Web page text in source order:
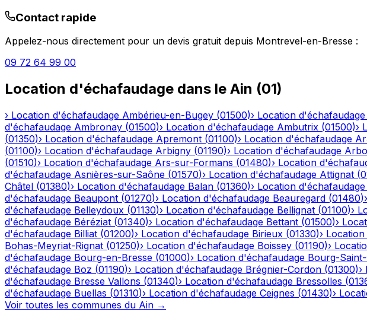
Contact rapide
Appelez-nous directement pour un devis gratuit depuis Montrevel-en-Bresse :
09 72 64 99 00
Location d'échafaudage dans le Ain (01)
› Location d'échafaudage Ambérieu-en-Bugey (01500)› Location d'échafaudage
d'échafaudage Ambronay (01500)› Location d'échafaudage Ambutrix (01500)›
(01350)› Location d'échafaudage Apremont (01100)› Location d'échafaudage
(01100)› Location d'échafaudage Arbigny (01190)› Location d'échafaudage
(01510)› Location d'échafaudage Ars-sur-Formans (01480)› Location
d'échafaudage Asnières-sur-Saône (01570)› Location d'échafaudage Attignat (
Châtel (01380)› Location d'échafaudage Balan (01360)› Location d'échafaudage
d'échafaudage Beaupont (01270)› Location d'échafaudage Beauregard (01480)›
d'échafaudage Belleydoux (01130)› Location d'échafaudage Bellignat (01100)›
d'échafaudage Béréziat (01340)› Location d'échafaudage Bettant (01500)›
d'échafaudage Billiat (01200)› Location d'échafaudage Birieux (01330)›
Bohas-Meyriat-Rignat (01250)› Location d'échafaudage Boissey (01190)›
d'échafaudage Bourg-en-Bresse (01000)› Location d'échafaudage Bourg-
d'échafaudage Boz (01190)› Location d'échafaudage Brégnier-Cordon (01300)›
d'échafaudage Bresse Vallons (01340)› Location d'échafaudage Bressolles (
d'échafaudage Buellas (01310)› Location d'échafaudage Ceignes (01430)›
Voir toutes les communes du Ain →